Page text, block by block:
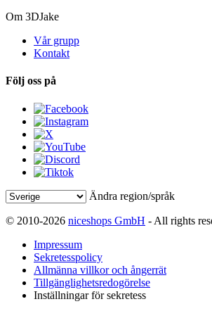
Om 3DJake
Vår grupp
Kontakt
Följ oss på
Ändra region/språk
© 2010-2026 niceshops GmbH - All rights
Impressum
Sekretesspolicy
Allmänna villkor och ångerrät
Tillgänglighetsredogörelse
Inställningar för sekretess